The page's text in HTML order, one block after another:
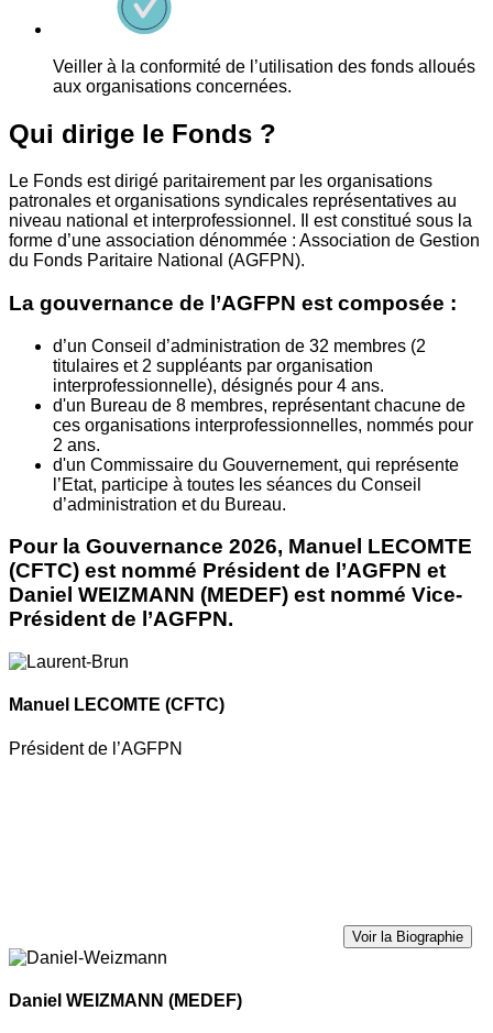
Veiller à la conformité de l’utilisation des fonds alloués
aux organisations concernées.
Qui dirige le Fonds ?
Le Fonds est dirigé paritairement par les organisations
patronales et organisations syndicales représentatives au
niveau national et interprofessionnel. Il est constitué sous la
forme d’une association dénommée : Association de Gestion
du Fonds Paritaire National (AGFPN).
La gouvernance de l’AGFPN est composée :
d’un Conseil d’administration de 32 membres (2
titulaires et 2 suppléants par organisation
interprofessionnelle), désignés pour 4 ans.
d'un Bureau de 8 membres, représentant chacune de
ces organisations interprofessionnelles, nommés pour
2 ans.
d'un Commissaire du Gouvernement, qui représente
l’Etat, participe à toutes les séances du Conseil
d’administration et du Bureau.
Pour la Gouvernance 2026, Manuel LECOMTE
(CFTC) est nommé Président de l’AGFPN et
Daniel WEIZMANN (MEDEF) est nommé Vice-
Président de l’AGFPN.
Manuel LECOMTE (CFTC)
Président de l’AGFPN
Voir la Biographie
Daniel WEIZMANN (MEDEF)